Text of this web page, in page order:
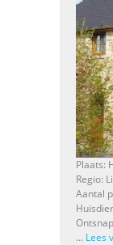
Plaats:
Regio:
Aantal
... Lees